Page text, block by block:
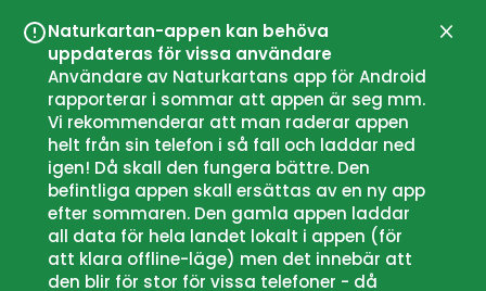
Naturkartan-appen kan behöva
uppdateras för vissa användare
Användare av Naturkartans app för Android
rapporterar i sommar att appen är seg mm.
Vi rekommenderar att man raderar appen
helt från sin telefon i så fall och laddar ned
igen! Då skall den fungera bättre. Den
befintliga appen skall ersättas av en ny app
efter sommaren. Den gamla appen laddar
all data för hela landet lokalt i appen (för
att klara offline-läge) men det innebär att
den blir för stor för vissa telefoner - då